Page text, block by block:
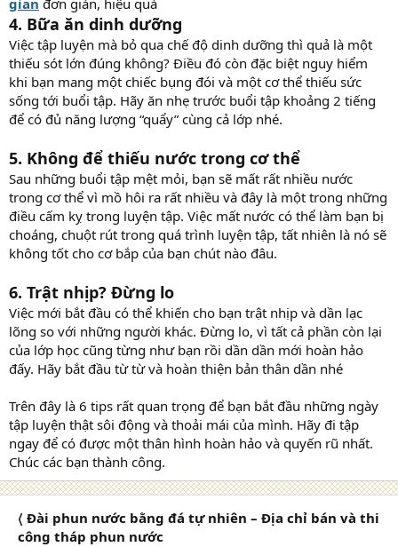
gian đơn giản, hiệu quả
4. Bữa ăn dinh dưỡng
Việc tập luyện mà bỏ qua chế độ dinh dưỡng thì quả là một
thiếu sót lớn đúng không? Điều đó còn đặc biệt nguy hiểm
khi bạn mang một chiếc bụng đói và một cơ thể thiếu sức
sống tới buổi tập. Hãy ăn nhẹ trước buổi tập khoảng 2 tiếng
để có đủ năng lượng “quẩy” cùng cả lớp nhé.
5. Không để thiếu nước trong cơ thể
Sau những buổi tập mệt mỏi, bạn sẽ mất rất nhiều nước
trong cơ thể vì mồ hôi ra rất nhiều và đây là một trong những
điều cấm kỵ trong luyện tập. Việc mất nước có thể làm bạn bị
choáng, chuột rút trong quá trình luyện tập, tất nhiên là nó sẽ
không tốt cho cơ bắp của bạn chút nào đâu.
6. Trật nhịp? Đừng lo
Việc mới bắt đầu có thể khiến cho bạn trật nhịp và dần lạc
lõng so với những người khác. Đừng lo, vì tất cả phần còn lại
của lớp học cũng từng như bạn rồi dần dần mới hoàn hảo
đấy. Hãy bắt đầu từ từ và hoàn thiện bản thân dần nhé
Trên đây là 6 tips rất quan trọng để bạn bắt đầu những ngày
tập luyện thật sôi động và thoải mái của mình. Hãy đi tập
ngay để có được một thân hình hoàn hảo và quyến rũ nhất.
Chúc các bạn thành công.
〈 Đài phun nước bằng đá tự nhiên – Địa chỉ bán và thi
công tháp phun nước